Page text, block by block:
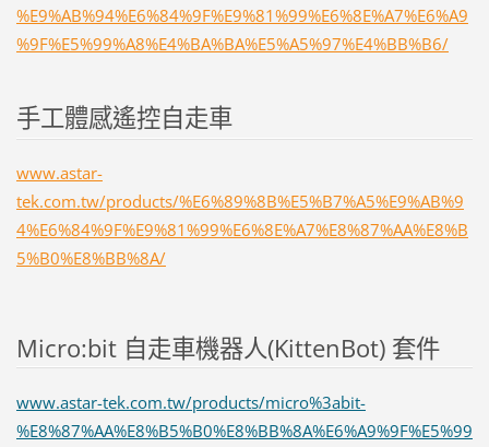
%E9%AB%94%E6%84%9F%E9%81%99%E6%8E%A7%E6%A9
%9F%E5%99%A8%E4%BA%BA%E5%A5%97%E4%BB%B6/
手工體感遙控自走車
www.astar-
tek.com.tw/products/%E6%89%8B%E5%B7%A5%E9%AB%9
4%E6%84%9F%E9%81%99%E6%8E%A7%E8%87%AA%E8%B
5%B0%E8%BB%8A/
Micro:bit 自走車機器人(KittenBot) 套件
www.astar-tek.com.tw/products/micro%3abit-
%E8%87%AA%E8%B5%B0%E8%BB%8A%E6%A9%9F%E5%99